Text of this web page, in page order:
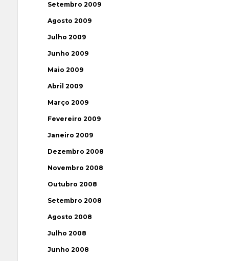
Setembro 2009
Agosto 2009
Julho 2009
Junho 2009
Maio 2009
Abril 2009
Março 2009
Fevereiro 2009
Janeiro 2009
Dezembro 2008
Novembro 2008
Outubro 2008
Setembro 2008
Agosto 2008
Julho 2008
Junho 2008